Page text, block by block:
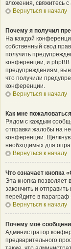
вложения, свяжитесь
Вернуться к началу
Почему я получил
На каждой
собственный свод
получить
конференции, и phpBB
предупреждениям,
что получили
конференции.
Вернуться к началу
Как мне
Рядом с каждым
отправки жалобы на
конференции. Щёлкнув
необходимых для
Вернуться к началу
Что означает кнопка
Эта кнопка позволяет
закончить и
перейдите в параграф
Вернуться к началу
Почему моё
Администратор
предварительного